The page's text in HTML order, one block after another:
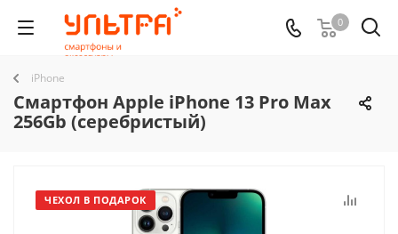
0
iPhone
Смартфон Apple iPhone 13 Pro Max
256Gb (серебристый)
ЧЕХОЛ В ПОДАРОК